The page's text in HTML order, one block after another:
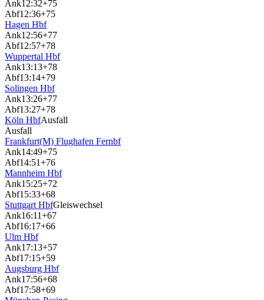
Ank12:32+75
Abf12:36+75
Hagen Hbf
Ank12:56+77
Abf12:57+78
Wuppertal Hbf
Ank13:13+78
Abf13:14+79
Solingen Hbf
Ank13:26+77
Abf13:27+78
Köln HbfAusfall
Ausfall
Frankfurt(M) Flughafen Fernbf
Ank14:49+75
Abf14:51+76
Mannheim Hbf
Ank15:25+72
Abf15:33+68
Stuttgart HbfGleiswechsel
Ank16:11+67
Abf16:17+66
Ulm Hbf
Ank17:13+57
Abf17:15+59
Augsburg Hbf
Ank17:56+68
Abf17:58+69